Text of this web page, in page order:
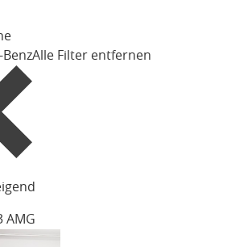
Alle Filter entfernen
AMG